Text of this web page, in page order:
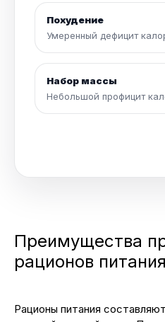
Похудение
Умеренный дефицит
Набор массы
Небольшой профицит
Преимущества
рационов питания
Рационы питания